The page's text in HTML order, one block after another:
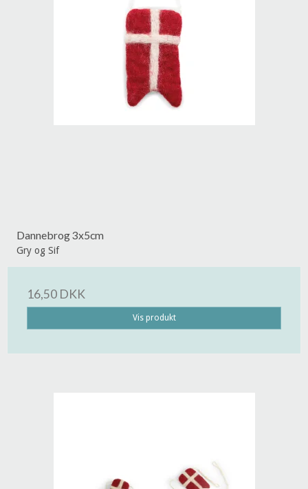
Dannebrog 3x5cm
Gry og Sif
16,50 DKK
Vis produkt